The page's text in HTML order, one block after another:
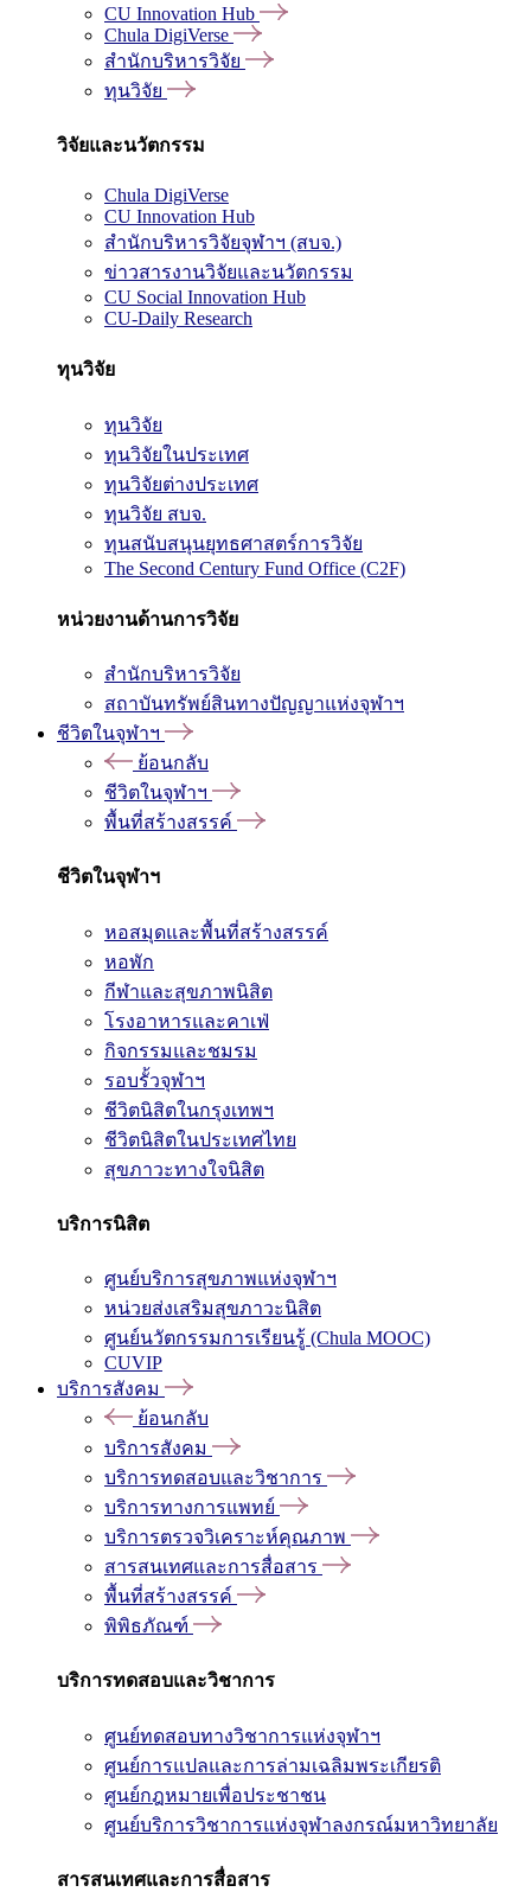
CU Innovation Hub
Chula DigiVerse
สำนักบริหารวิจัย
ทุนวิจัย
วิจัยและนวัตกรรม
Chula DigiVerse
CU Innovation Hub
สำนักบริหารวิจัยจุฬาฯ (สบจ.)
ข่าวสารงานวิจัยและนวัตกรรม
CU Social Innovation Hub
CU-Daily Research
ทุนวิจัย
ทุนวิจัย
ทุนวิจัยในประเทศ
ทุนวิจัยต่างประเทศ
ทุนวิจัย สบจ.
ทุนสนับสนุนยุทธศาสตร์การวิจัย
The Second Century Fund Office (C2F)
หน่วยงานด้านการวิจัย
สำนักบริหารวิจัย
สถาบันทรัพย์สินทางปัญญาแห่งจุฬาฯ
ชีวิตในจุฬาฯ
ย้อนกลับ
ชีวิตในจุฬาฯ
พื้นที่สร้างสรรค์
ชีวิตในจุฬาฯ
หอสมุดและพื้นที่สร้างสรรค์
หอพัก
กีฬาและสุขภาพนิสิต
โรงอาหารและคาเฟ่
กิจกรรมและชมรม
รอบรั้วจุฬาฯ
ชีวิตนิสิตในกรุงเทพฯ
ชีวิตนิสิตในประเทศไทย
สุขภาวะทางใจนิสิต
บริการนิสิต
ศูนย์บริการสุขภาพแห่งจุฬาฯ
หน่วยส่งเสริมสุขภาวะนิสิต
ศูนย์นวัตกรรมการเรียนรู้ (Chula MOOC)
CUVIP
บริการสังคม
ย้อนกลับ
บริการสังคม
บริการทดสอบและวิชาการ
บริการทางการแพทย์
บริการตรวจวิเคราะห์คุณภาพ
สารสนเทศและการสื่อสาร
พื้นที่สร้างสรรค์
พิพิธภัณฑ์
บริการทดสอบและวิชาการ
ศูนย์ทดสอบทางวิชาการแห่งจุฬาฯ
ศูนย์การแปลและการล่ามเฉลิมพระเกียรติ
ศูนย์กฎหมายเพื่อประชาชน
ศูนย์บริการวิชาการแห่งจุฬาลงกรณ์มหาวิทยาลัย
สารสนเทศและการสื่อสาร